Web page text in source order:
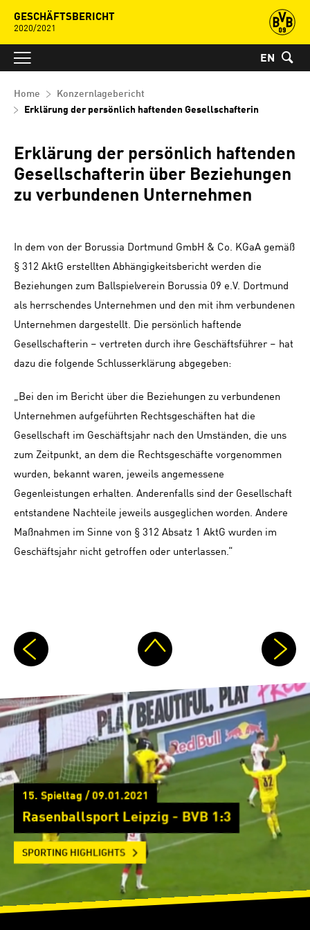
GESCHÄFTSBERICHT
2020/2021
EN
Home
Konzernlagebericht
Erklärung der persönlich haftenden Gesellschafterin
Erklärung der persönlich haftenden
Gesellschafterin über Beziehungen
zu verbundenen Unternehmen
In dem von der Borussia Dortmund GmbH & Co. KGaA gemäß
§ 312 AktG erstellten Abhängigkeitsbericht werden die
Beziehungen zum Ballspielverein Borussia 09 e.V. Dortmund
als herrschendes Unternehmen und den mit ihm verbundenen
Unternehmen dargestellt. Die persönlich haftende
Gesellschafterin – vertreten durch ihre Geschäftsführer – hat
dazu die folgende Schlusserklärung abgegeben:
„Bei den im Bericht über die Beziehungen zu verbundenen
Unternehmen aufgeführten Rechtsgeschäften hat die
Gesellschaft im Geschäftsjahr nach den Umständen, die uns
zum Zeitpunkt, an dem die Rechtsgeschäfte vorgenommen
wurden, bekannt waren, jeweils angemessene
Gegenleistungen erhalten. Anderenfalls sind der Gesellschaft
entstandene Nachteile jeweils ausgeglichen worden. Andere
Maßnahmen im Sinne von § 312 Absatz 1 AktG wurden im
Geschäftsjahr nicht getroffen oder unterlassen.“
15. Spieltag / 09.01.2021
Rasenballsport Leipzig - BVB 1:3
SPORTING HIGHLIGHTS